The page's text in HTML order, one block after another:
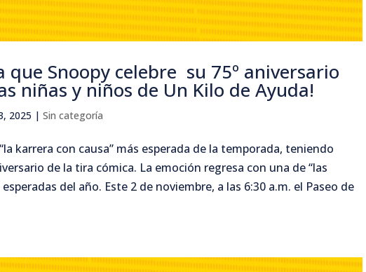
que Snoopy celebre su 75º aniversario
niñas y niños de Un Kilo de Ayuda!
2025 | Sin categoría
karrera con causa” más esperada de la temporada, teniendo
de la tira cómica. La emoción regresa con una de “las
del año. Este 2 de noviembre, a las 6:30 a.m. el Paseo de